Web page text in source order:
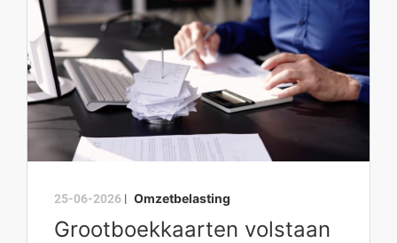
25-06-2026 | Omzetbelasting
Grootboekkaarten volstaan